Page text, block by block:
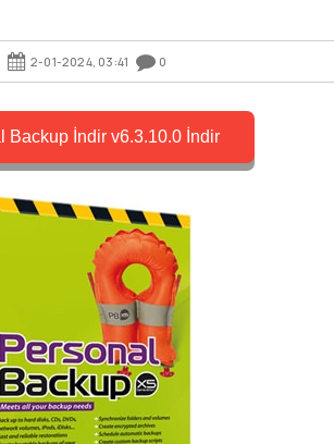
2-01-2024, 03:41 0
Backup İndir v6.3.10.0 İndir